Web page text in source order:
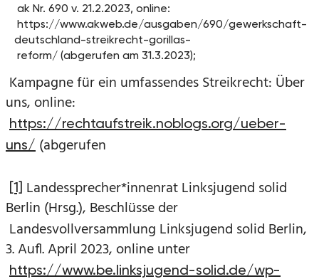
ak Nr. 690 v. 21.2.2023, online:
https://www.akweb.de/ausgaben/690/gewerkschaft-
deutschland-streikrecht-gorillas-
reform/ (abgerufen am 31.3.2023);
Kampagne für ein umfassendes Streikrecht: Über
uns, online:
https://rechtaufstreik.noblogs.org/ueber-
uns/ (abgerufen
[1] Landessprecher*innenrat Linksjugend solid
Berlin (Hrsg.), Beschlüsse der
Landesvollversammlung Linksjugend solid Berlin,
3. Aufl. April 2023, online unter
https://www.be.linksjugend-solid.de/wp-